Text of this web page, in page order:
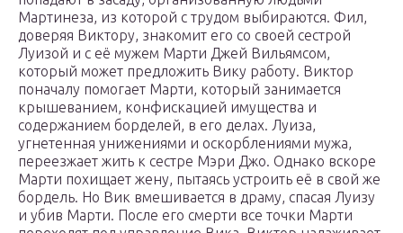
Мартинеза, из которой с трудом выбираются. Фил,
доверяя Виктору, знакомит его со своей сестрой
Луизой и с её мужем Марти Джей Вильямсом,
который может предложить Вику работу. Виктор
поначалу помогает Марти, который занимается
крышеванием, конфискацией имущества и
содержанием борделей, в его делах. Луиза,
угнетенная унижениями и оскорблениями мужа,
переезжает жить к сестре Мэри Джо. Однако вскоре
Марти похищает жену, пытаясь устроить её в свой же
бордель. Но Вик вмешивается в драму, спасая Луизу
и убив Марти. После его смерти все точки Марти